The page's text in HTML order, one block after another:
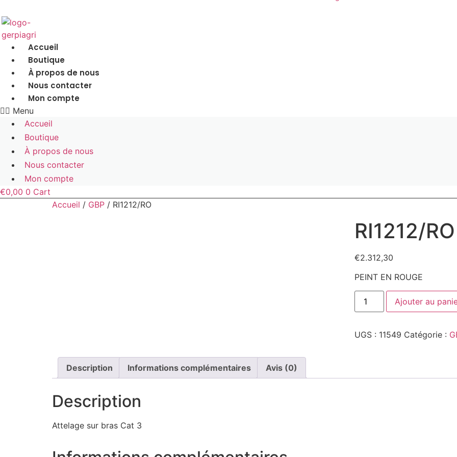
Accueil
Boutique
À propos de nous
Nous contacter
Mon compte
Menu
Accueil
Boutique
À propos de nous
Nous contacter
Mon compte
€0,00 0 Cart
Accueil / GBP / RI1212/RO
RI1212/RO
€2.312,30
PEINT EN ROUGE
quantité
RI1212/RO
Ajouter au
UGS : 11549 Catégorie :
Description Informations complémentaires Avis (0)
Description
Attelage sur bras Cat 3